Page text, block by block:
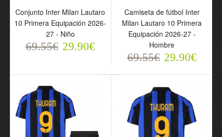
Conjunto Inter Milan
Primera Equipación
2026-27 - Niño
Camiseta de fútbol Inter
Milan Primera Equipación
2026-27 - Hombre
69.55€ 29.90€
Conjunto Inter Milan Lautaro
10 Primera Equipación 2026-
27 - Niño
69.55€ 29.90€
Camiseta de fútbol Inter
Milan Lautaro 10 Primera
Equipación 2026-27 -
Hombre
69.55€ 29.90€